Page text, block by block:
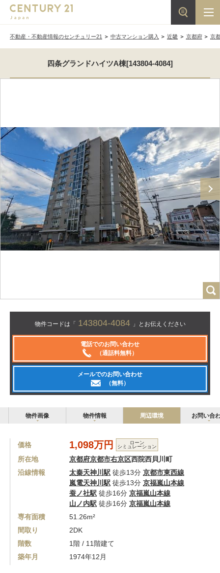
不動産・不動産情報のセンチュリー21 中古マンション購入 近畿 京都府 京
四条グランドハイツA棟[143804-4084]
物件コードは「 143804-4084 」とお伝えください
電話でのお問い合わせ
（通話料無料）
メールでのお問い合わせ
（無料）
物件画像 物件情報 周辺環境 お問い合
価格 1,098万円 ローン
シミュレーション
所在地 京都府京都市右京区西院西貝川町
沿線情報
太秦天神川駅 徒歩13分 京都市東西線
嵐電天神川駅 徒歩13分 京福嵐山本線
蚕ノ社駅 徒歩16分 京福嵐山本線
山ノ内駅 徒歩16分 京福嵐山本線
専有面積
51.26m²
間取り
2DK
階数
1階 / 11階建て
築年月
1974年12月